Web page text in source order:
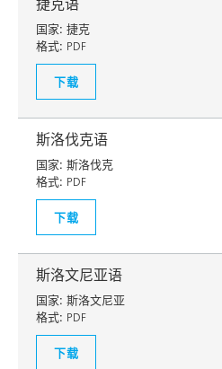
捷克语
国家: 捷克
格式: PDF
下载
斯洛伐克语
国家: 斯洛伐克
格式: PDF
下载
斯洛文尼亚语
国家: 斯洛文尼亚
格式: PDF
下载